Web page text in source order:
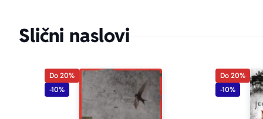
Slični naslovi
Do 20%
-10%
Do 20%
-10%